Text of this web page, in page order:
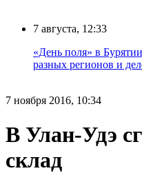
7 августа, 12:33
«День поля» в
разных регионов и
7 ноября 2016, 10:34
В Улан-Удэ
склад